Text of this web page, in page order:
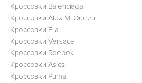
Кроссовки Balenciaga
Кроссовки Alex McQueen
Кроссовки Fila
Кроссовки Versace
Кроссовки Reebok
Кроссовки Asics
Кроссовки Puma